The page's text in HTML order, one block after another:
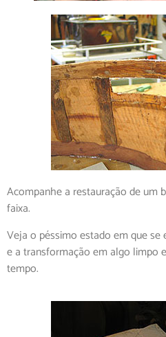
Acompanhe a restauração de um
faixa.
Veja o péssimo estado em que
e a transformação em algo limpo
tempo.